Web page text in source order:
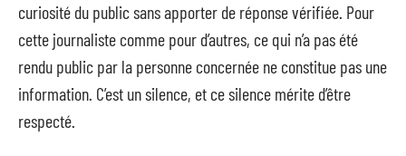
curiosité du public sans apporter de réponse vérifiée. Pour
cette journaliste comme pour d’autres, ce qui n’a pas été
rendu public par la personne concernée ne constitue pas une
information. C’est un silence, et ce silence mérite d’être
respecté.